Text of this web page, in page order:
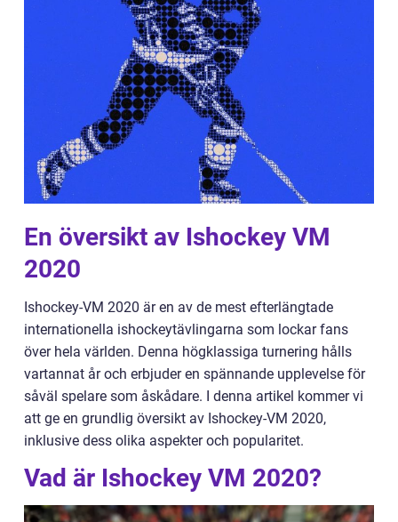
En översikt av Ishockey VM
2020
Ishockey-VM 2020 är en av de mest efterlängtade
internationella ishockeytävlingarna som lockar fans
över hela världen. Denna högklassiga turnering hålls
vartannat år och erbjuder en spännande upplevelse för
såväl spelare som åskådare. I denna artikel kommer vi
att ge en grundlig översikt av Ishockey-VM 2020,
inklusive dess olika aspekter och popularitet.
Vad är Ishockey VM 2020?